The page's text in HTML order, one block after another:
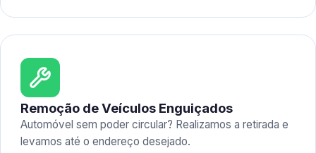
Remoção de Veículos Enguiçados
Automóvel sem poder circular? Realizamos a retirada e
levamos até o endereço desejado.